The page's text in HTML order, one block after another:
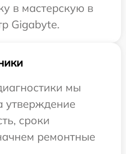
в мастерскую в
Gigabyte.
мы
утверждение
сроки
ремонтные